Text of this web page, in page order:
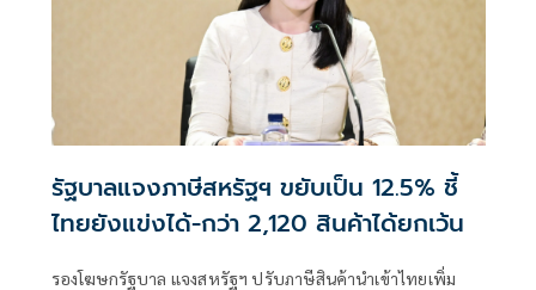
รัฐบาลแจงภาษีสหรัฐฯ ขยับเป็น 12.5% ชี้
ไทยยังแข่งได้-กว่า 2,120 สินค้าได้ยกเว้น
รองโฆษกรัฐบาล แจงสหรัฐฯ ปรับภาษีสินค้านำเข้าไทยเพิ่ม